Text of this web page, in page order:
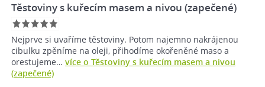
Těstoviny s kuřecím masem a nivou (zapečené)
Nejprve si uvaříme těstoviny. Potom najemno nakrájenou
cibulku zpěníme na oleji, přihodíme okořeněné maso a
orestujeme… více o Těstoviny s kuřecím masem a nivou
(zapečené)